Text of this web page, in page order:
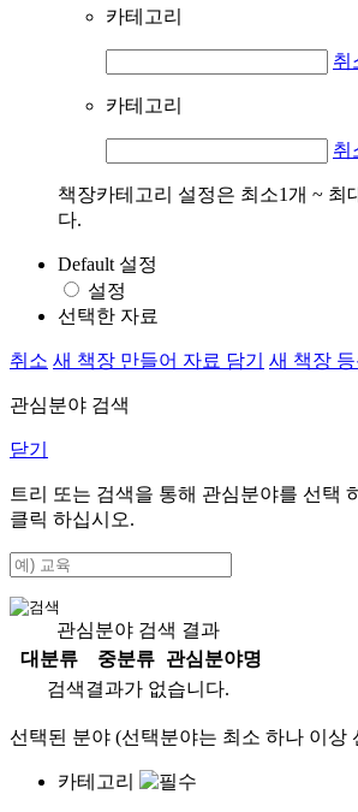
카테고리
취
카테고리
취
책장카테고리 설정은 최소1개 ~ 최
다.
Default 설정
설정
선택한 자료
취소 새 책장 만들어 자료 담기 새 책장
관심분야 검색
닫기
트리 또는 검색을 통해 관심분야를 선택
클릭 하십시오.
관심분야 검색 결과
대분류
중분류
관심분야명
검색결과가 없습니다.
선택된 분야 (선택분야는 최소 하나 이상
카테고리